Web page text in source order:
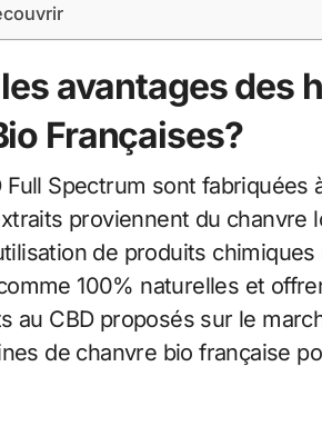
avantages des
Françaises?
Full Spectrum sont fabriquées
proviennent du
de produits
100% naturelles et
au CBD proposés sur le
de chanvre bio française